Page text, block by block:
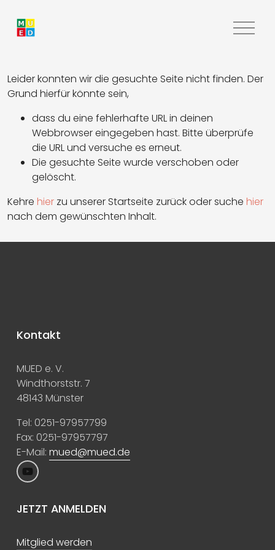
M
ü
n
Leider konnten wir die gesuchte Seite nicht finden. Der
Grund hierfür könnte sein,
dass du eine fehlerhafte URL in deinen
Webbrowser eingegeben hast. Bitte überprüfe
die URL und versuche es erneut.
Die gesuchte Seite wurde verschoben oder
gelöscht.
Kehrehierzu unserer Startseite zurück oder suchehier
nach dem gewünschten Inhalt.
Kontakt
MUED e. V.
Windthorststr. 7
48143 Münster
Tel: 0251-97957799
Fax: 0251-97957797
E-Mail: mued@mued.de
JETZT ANMELDEN
Mitglied werden